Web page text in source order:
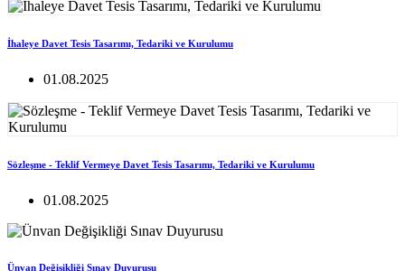
İhaleye Davet Tesis Tasarımı, Tedariki ve Kurulumu
01.08.2025
Sözleşme - Teklif Vermeye Davet Tesis Tasarımı, Tedariki ve Kurulumu
01.08.2025
Ünvan Değişikliği Sınav Duyurusu